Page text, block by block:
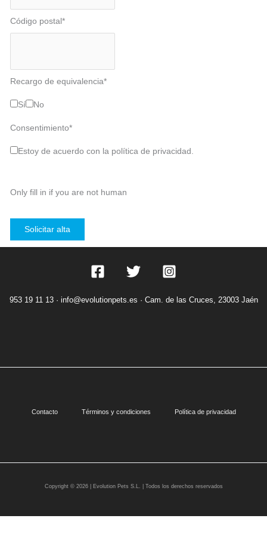
Código postal*
Recargo de equivalencia*
Sí No
Consentimiento*
Estoy de acuerdo con la política de privacidad.
Only fill in if you are not human
953 19 11 13 · info@evolutionpets.es · Cam. de las Cruces, 23003 Jaén
Contacto Términos y condiciones Política de privacidad
Copyright © 2026 | Evolution Pets S.L. | Todos los derechos reservados